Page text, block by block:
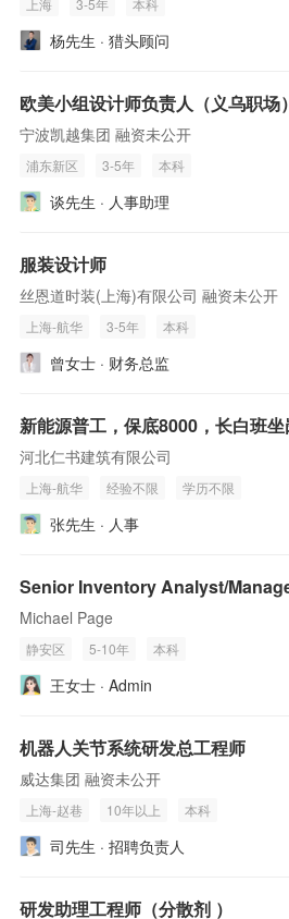
上海 3-5年 本科
杨先生 · 猎头顾问
欧美小组设计师负责人（义乌职场）
宁波凯越集团 融资未公开
浦东新区 3-5年 本科
谈先生 · 人事助理
服装设计师
丝恩道时装(上海)有限公司 融资未公开
上海-航华 3-5年 本科
曾女士 · 财务总监
河北仁书建筑有限公司
上海-航华 经验不限 学历不限
张先生 · 人事
Michael Page
静安区 5-10年 本科
王女士 · Admin
机器人关节系统研发总工程师
威达集团 融资未公开
上海-赵巷 10年以上 本科
司先生 · 招聘负责人
研发助理工程师（分散剂 ）